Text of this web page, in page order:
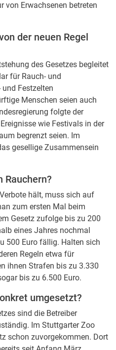
von Erwachsenen betreten
der neuen Regel
des Gesetzes begleitet
für Rauch- und
und Festzelten
Menschen seien auch
folgte der
wie Festivals in der
begrenzt seien. Im
gesellige Zusammensein
Rauchern?
hält, muss sich auf
zum ersten Mal beim
Gesetz zufolge bis zu 200
eines Jahres nochmal
500 Euro fällig. Halten sich
Regeln etwa für
ihnen Strafen bis zu 3.330
bis zu 6.500 Euro.
umgesetzt?
sind die Betreiber
Im Stuttgarter Zoo
schon zuvorgekommen. Dort